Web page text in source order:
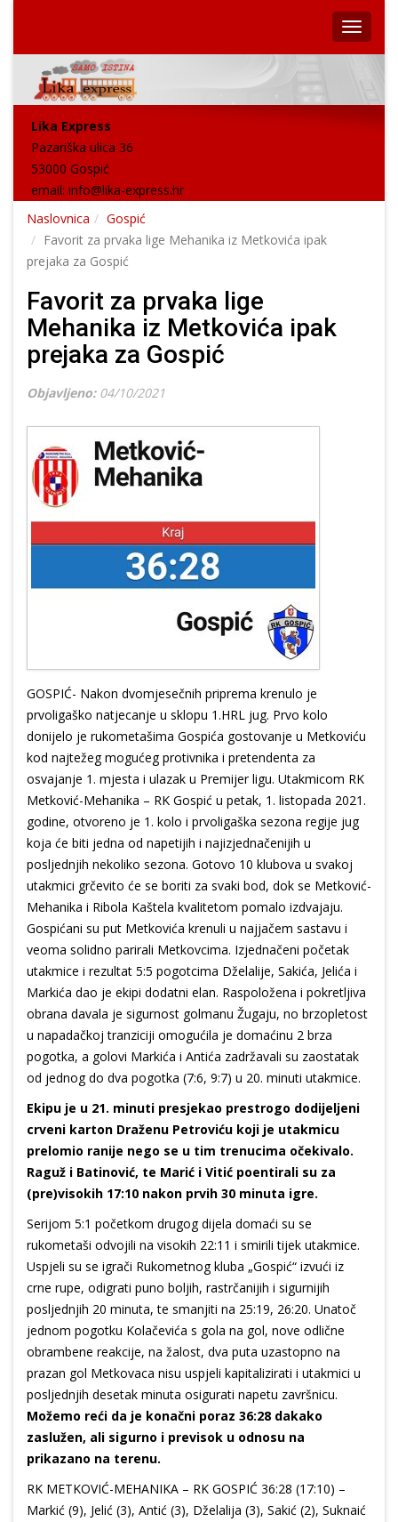
Lika Express
Pazariška ulica 36
53000 Gospić
email: info@lika-express.hr
Naslovnica
Gospić
Favorit za prvaka lige Mehanika iz Metkovića ipak
prejaka za Gospić
Favorit za prvaka lige
Mehanika iz Metkovića ipak
prejaka za Gospić
Objavljeno: 04/10/2021
GOSPIĆ- Nakon dvomjesečnih priprema krenulo je
prvoligaško natjecanje u sklopu 1.HRL jug. Prvo kolo
donijelo je rukometašima Gospića gostovanje u Metkoviću
kod najtežeg mogućeg protivnika i pretendenta za
osvajanje 1. mjesta i ulazak u Premijer ligu. Utakmicom RK
Metković-Mehanika – RK Gospić u petak, 1. listopada 2021.
godine, otvoreno je 1. kolo i prvoligaška sezona regije jug
koja će biti jedna od napetijih i najizjednačenijih u
posljednjih nekoliko sezona. Gotovo 10 klubova u svakoj
utakmici grčevito će se boriti za svaki bod, dok se Metković-
Mehanika i Ribola Kaštela kvalitetom pomalo izdvajaju.
Gospićani su put Metkovića krenuli u najjačem sastavu i
veoma solidno parirali Metkovcima. Izjednačeni početak
utakmice i rezultat 5:5 pogotcima Dželalije, Sakića, Jelića i
Markića dao je ekipi dodatni elan. Raspoložena i pokretljiva
obrana davala je sigurnost golmanu Žugaju, no brzopletost
u napadačkoj tranziciji omogućila je domaćinu 2 brza
pogotka, a golovi Markića i Antića zadržavali su zaostatak
od jednog do dva pogotka (7:6, 9:7) u 20. minuti utakmice.
Ekipu je u 21. minuti presjekao prestrogo dodijeljeni
crveni karton Draženu Petroviću koji je utakmicu
prelomio ranije nego se u tim trenucima očekivalo.
Raguž i Batinović, te Marić i Vitić poentirali su za
(pre)visokih 17:10 nakon prvih 30 minuta igre.
Serijom 5:1 početkom drugog dijela domaći su se
rukometaši odvojili na visokih 22:11 i smirili tijek utakmice.
Uspjeli su se igrači Rukometnog kluba „Gospić“ izvući iz
crne rupe, odigrati puno boljih, rastrčanijih i sigurnijih
posljednjih 20 minuta, te smanjiti na 25:19, 26:20. Unatoč
jednom pogotku Kolačevića s gola na gol, nove odlične
obrambene reakcije, na žalost, dva puta uzastopno na
prazan gol Metkovaca nisu uspjeli kapitalizirati i utakmici u
posljednjih desetak minuta osigurati napetu završnicu.
Možemo reći da je konačni poraz 36:28 dakako
zaslužen, ali sigurno i previsok u odnosu na
prikazano na terenu.
RK METKOVIĆ-MEHANIKA – RK GOSPIĆ 36:28 (17:10) –
Markić (9), Jelić (3), Antić (3), Dželalija (3), Sakić (2), Suknaić